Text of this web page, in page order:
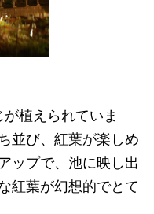
植えられていま
並び、紅葉が楽しめ
ップで、池に映し出
紅葉が幻想的でとて